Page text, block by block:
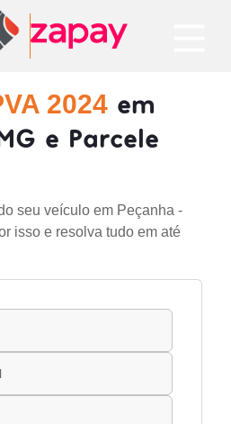
2024 em
e Parcele
seu veículo em Peçanha -
isso e resolva tudo em até